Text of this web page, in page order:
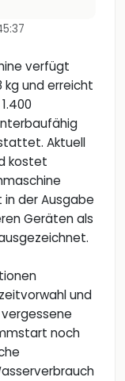
verfügt
kg und erreicht
Aktuell
kostet
der Ausgabe
Geräten als
und
noch